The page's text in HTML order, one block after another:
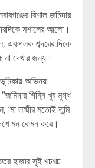
বিশাল জমিদার
মশালের আলো।
একপলক শব্দরের দিকে
দেখার জন্য।
ভূমিকায় অভিনয়
গিন্নি খুব মুগ্ধ
লক্ষ্মীর মতোই তুমি
মন কেমন করে।
হাজার সুই খচখচ